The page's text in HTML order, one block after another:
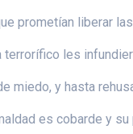
prometían liberar
terrorífico les
miedo, y hasta
es cobarde y